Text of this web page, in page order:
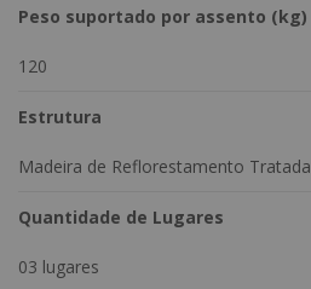
Peso suportado por assento (kg)
120
Estrutura
Madeira de Reflorestamento Tratada
Quantidade de Lugares
03 lugares